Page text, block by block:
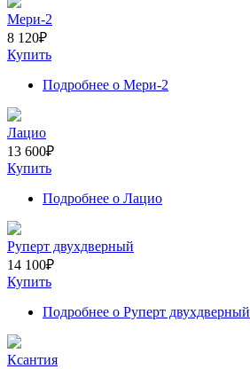
Мери-2
8 120₽
Купить
Подробнее о Мери-2
Лацио
13 600₽
Купить
Подробнее о Лацио
Руперт двухдверный
14 100₽
Купить
Подробнее о Руперт двухдверный
Ксантия